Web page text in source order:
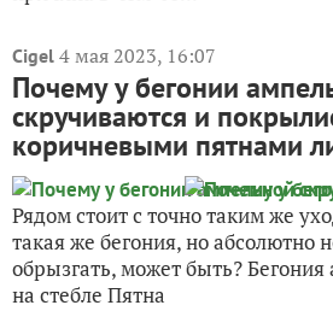
Cigel 4 мая 2023, 16:07
Почему у бегонии
скручиваются и
коричневыми пятнами
Рядом стоит с точно таким же
такая же бегония, но абсолютно
обрызгать, может быть?
на стебле Пятна